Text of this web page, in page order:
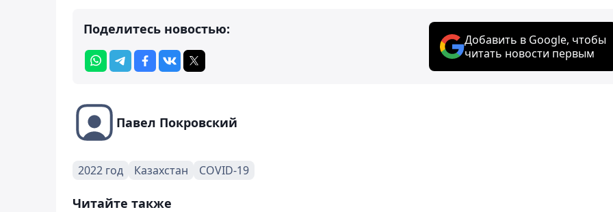
Поделитесь новостью:
Добавить в Google, чтобы
читать новости первым
Павел Покровский
2022 год Казахстан COVID-19
Читайте также